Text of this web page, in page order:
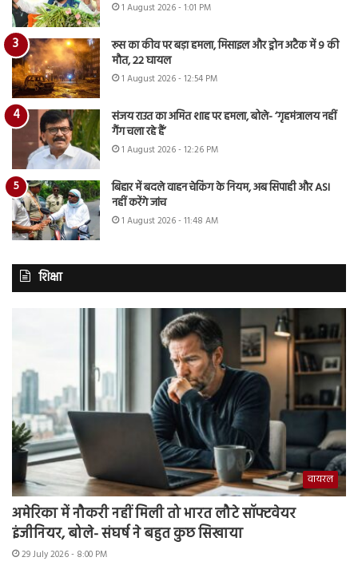
1 August 2026 - 1:01 PM
रूस का कीव पर बड़ा हमला, मिसाइल और ड्रोन अटैक में 9 की
मौत, 22 घायल
1 August 2026 - 12:54 PM
संजय राउत का अमित शाह पर हमला, बोले- ‘गृहमंत्रालय नहीं
गैंग चला रहे हैं’
1 August 2026 - 12:26 PM
बिहार में बदले वाहन चेकिंग के नियम, अब सिपाही और ASI
नहीं करेंगे जांच
1 August 2026 - 11:48 AM
शिक्षा
वायरल
अमेरिका में नौकरी नहीं मिली तो भारत लौटे सॉफ्टवेयर
इंजीनियर, बोले- संघर्ष ने बहुत कुछ सिखाया
29 July 2026 - 8:00 PM